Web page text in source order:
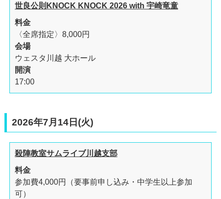
世良公則KNOCK KNOCK 2026 with 宇崎竜童
料金
〈全席指定〉8,000円
会場
ウェスタ川越 大ホール
開演
17:00
2026年7月14日(火)
殺陣教室サムライブ川越支部
料金
参加費4,000円（要事前申し込み・中学生以上参加
可）